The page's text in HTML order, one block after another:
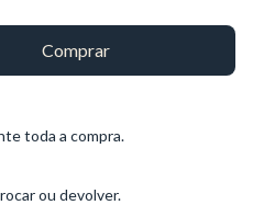
toda a compra.
ou devolver.